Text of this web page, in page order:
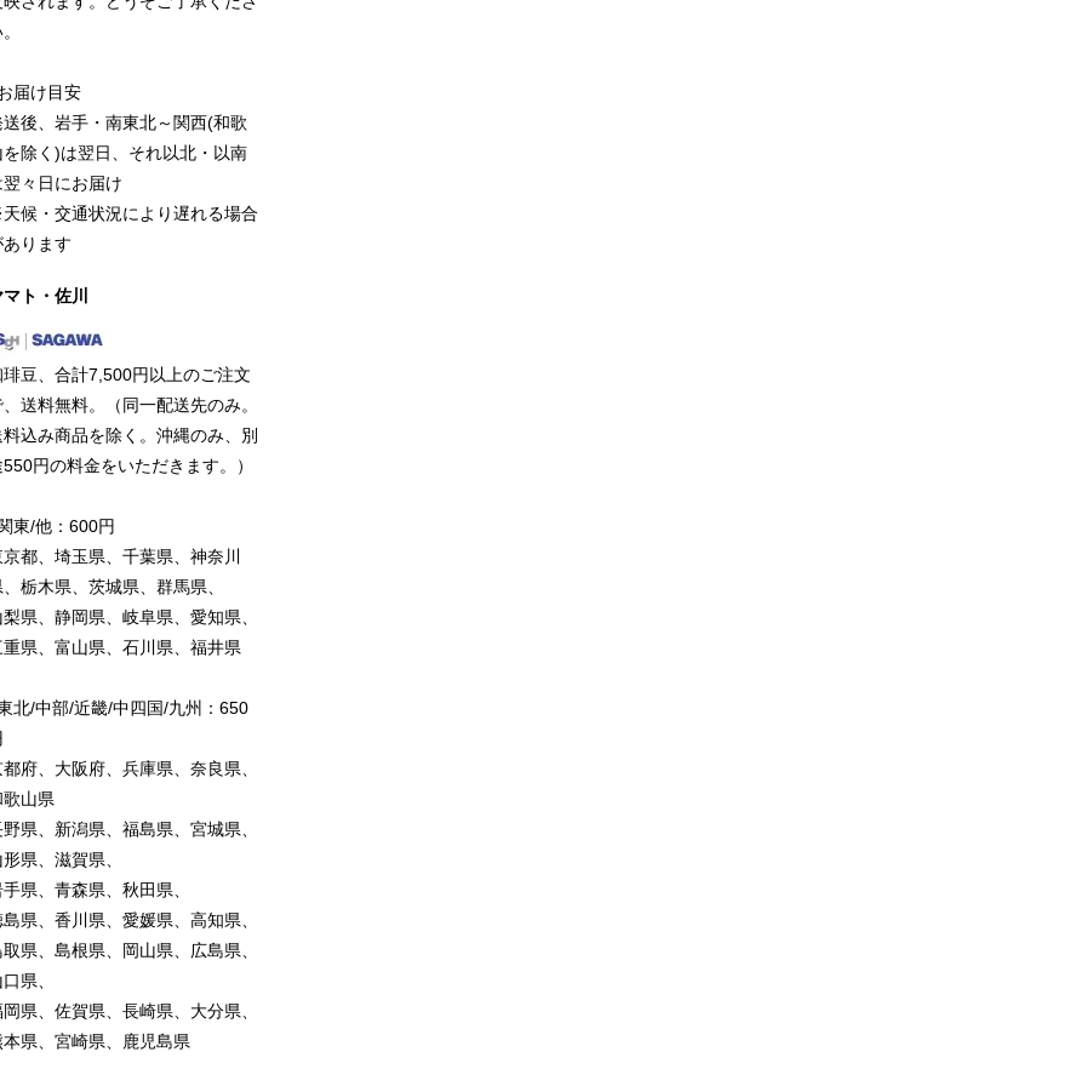
届け目安
送後、岩手・南東北～関西(和歌
を除く)は翌日、それ以北・以南
翌々日にお届け
候・交通状況により遅れる場合
あります
ト・佐川
琲豆、合計7,500円以上のご注文
送料無料。（同一配送先のみ。
料込み商品を除く。沖縄のみ、別
円の料金をいただきます。）
東/他：600円
都、埼玉県、千葉県、神奈川
栃木県、茨城県、群馬県、
県、静岡県、岐阜県、愛知県、
重県、富山県、石川県、福井県
北/中部/近畿/中四国/九州：650
府、大阪府、兵庫県、奈良県、
歌山県
県、新潟県、福島県、宮城県、
県、滋賀県、
県、青森県、秋田県、
県、香川県、愛媛県、高知県、
県、島根県、岡山県、広島県、
県、
県、佐賀県、長崎県、大分県、
本県、宮崎県、鹿児島県